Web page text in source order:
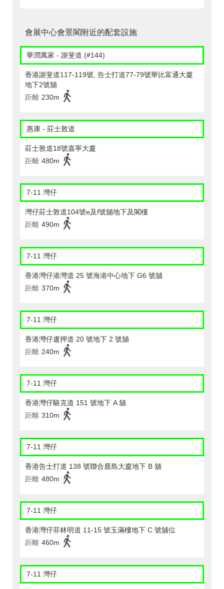
會展中心會景閣附近的配套設施
華潤萬家 - 謝斐道 (#144)
香港謝斐道117-119號, 告士打道77-79號華比富通大廈
地下2號舖
距離 230m
惠康 - 莊士敦道
莊士敦道18號嘉寧大廈
距離 480m
7-11 灣仔
灣仔莊士敦道104號e及f號舖地下及閣樓
距離 490m
7-11 灣仔
香港灣仔港灣道 25 號海港中心地下 G6 號舖
距離 370m
7-11 灣仔
香港灣仔盧押道 20 號地下 2 號舖
距離 240m
7-11 灣仔
香港灣仔駱克道 151 號地下 A 舖
距離 310m
7-11 灣仔
香港告士打道 138 號聯合鹿島大廈地下 B 舖
距離 480m
7-11 灣仔
香港灣仔菲林明道 11-15 號玉滿樓地下 C 號舖位
距離 460m
7-11 灣仔